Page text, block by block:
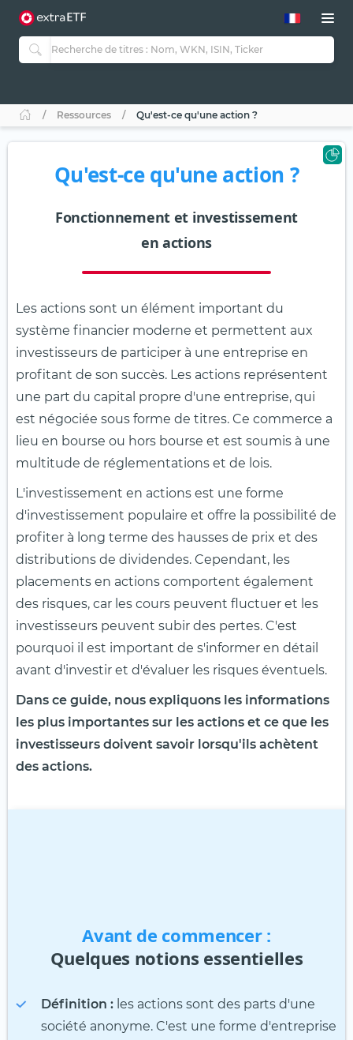
Ressources Qu'est-ce qu'une action ?
Qu'est-ce qu'une action ?
Fonctionnement et investissement
en actions
Les actions sont un élément important du
système financier moderne et permettent aux
investisseurs de participer à une entreprise en
profitant de son succès. Les actions représentent
une part du capital propre d'une entreprise, qui
est négociée sous forme de titres. Ce commerce a
lieu en bourse ou hors bourse et est soumis à une
multitude de réglementations et de lois.
L'investissement en actions est une forme
d'investissement populaire et offre la possibilité de
profiter à long terme des hausses de prix et des
distributions de dividendes. Cependant, les
placements en actions comportent également
des risques, car les cours peuvent fluctuer et les
investisseurs peuvent subir des pertes. C'est
pourquoi il est important de s'informer en détail
avant d'investir et d'évaluer les risques éventuels.
Dans ce guide, nous expliquons les informations
les plus importantes sur les actions et ce que les
investisseurs doivent savoir lorsqu'ils achètent
des actions.
Avant de commencer :
Quelques notions essentielles
Définition : les actions sont des parts d'une
société anonyme. C'est une forme d'entreprise